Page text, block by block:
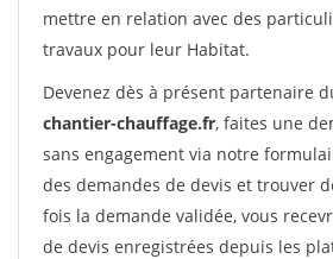
mettre en relation avec des
travaux pour leur Habitat.
Devenez dès à présent partenaire
chantier-chauffage.fr, faites une
sans engagement via notre
des demandes de devis et trouver
fois la demande validée, vous
de devis enregistrées depuis les